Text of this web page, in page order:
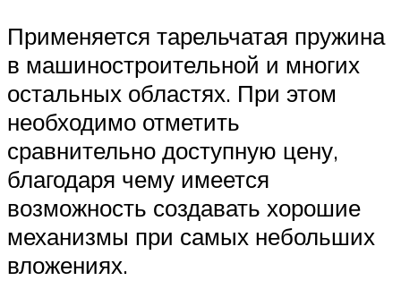
Применяется тарельчатая пружина
в машиностроительной и многих
остальных областях. При этом
необходимо отметить
сравнительно доступную цену,
благодаря чему имеется
возможность создавать хорошие
механизмы при самых небольших
вложениях.